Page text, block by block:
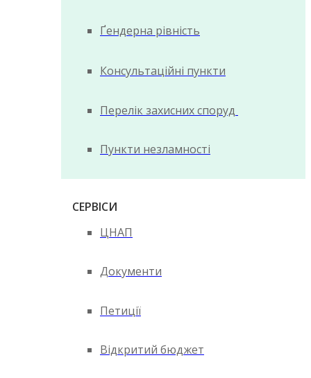
Ґендерна рівність
Консультаційні пункти
Перелік захисних споруд
Пункти незламності
СЕРВІСИ
ЦНАП
Документи
Петиції
Відкритий бюджет